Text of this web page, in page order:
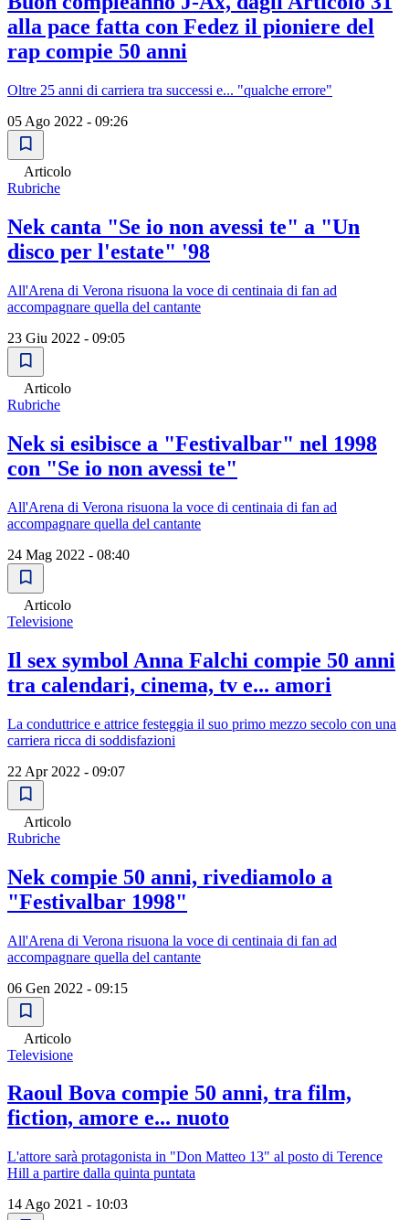
alla pace fatta con Fedez il pioniere del
rap compie 50 anni
Oltre 25 anni di carriera tra successi e... "qualche errore"
05 Ago 2022 - 09:26
Articolo
Rubriche
Nek canta "Se io non avessi te" a "Un
disco per l'estate" '98
All'Arena di Verona risuona la voce di centinaia di fan ad
accompagnare quella del cantante
23 Giu 2022 - 09:05
Articolo
Rubriche
Nek si esibisce a "Festivalbar" nel 1998
con "Se io non avessi te"
All'Arena di Verona risuona la voce di centinaia di fan ad
accompagnare quella del cantante
24 Mag 2022 - 08:40
Articolo
Televisione
Il sex symbol Anna Falchi compie 50 anni
tra calendari, cinema, tv e... amori
La conduttrice e attrice festeggia il suo primo mezzo secolo con una
carriera ricca di soddisfazioni
22 Apr 2022 - 09:07
Articolo
Rubriche
Nek compie 50 anni, rivediamolo a
"Festivalbar 1998"
All'Arena di Verona risuona la voce di centinaia di fan ad
accompagnare quella del cantante
06 Gen 2022 - 09:15
Articolo
Televisione
Raoul Bova compie 50 anni, tra film,
fiction, amore e... nuoto
L'attore sarà protagonista in "Don Matteo 13" al posto di Terence
Hill a partire dalla quinta puntata
14 Ago 2021 - 10:03